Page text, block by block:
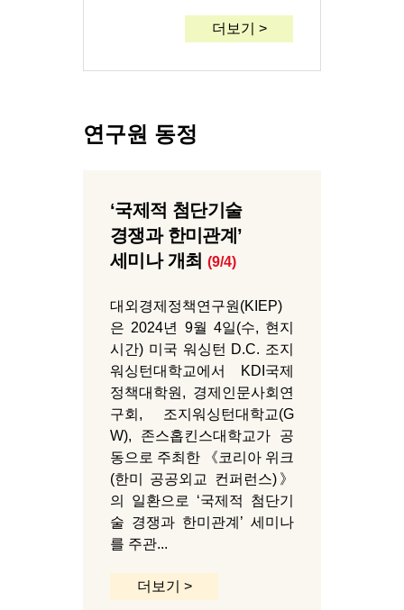
더보기 >
연구원 동정
‘국제적 첨단기술
경쟁과 한미관계’
세미나 개최 (9/4)
대외경제정책연구원(KIEP)
은 2024년 9월 4일(수, 현지
시간) 미국 워싱턴 D.C. 조지
워싱턴대학교에서 KDI국제
정책대학원, 경제인문사회연
구회, 조지워싱턴대학교(G
W), 존스홉킨스대학교가 공
동으로 주최한 《코리아 위크
(한미 공공외교 컨퍼런스)》
의 일환으로 ‘국제적 첨단기
술 경쟁과 한미관계’ 세미나
를 주관...
더보기 >